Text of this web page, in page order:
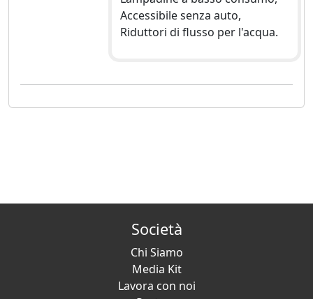
Accessibile senza auto,
Riduttori di flusso per l'acqua.
Società
Chi Siamo
Media Kit
Lavora con noi